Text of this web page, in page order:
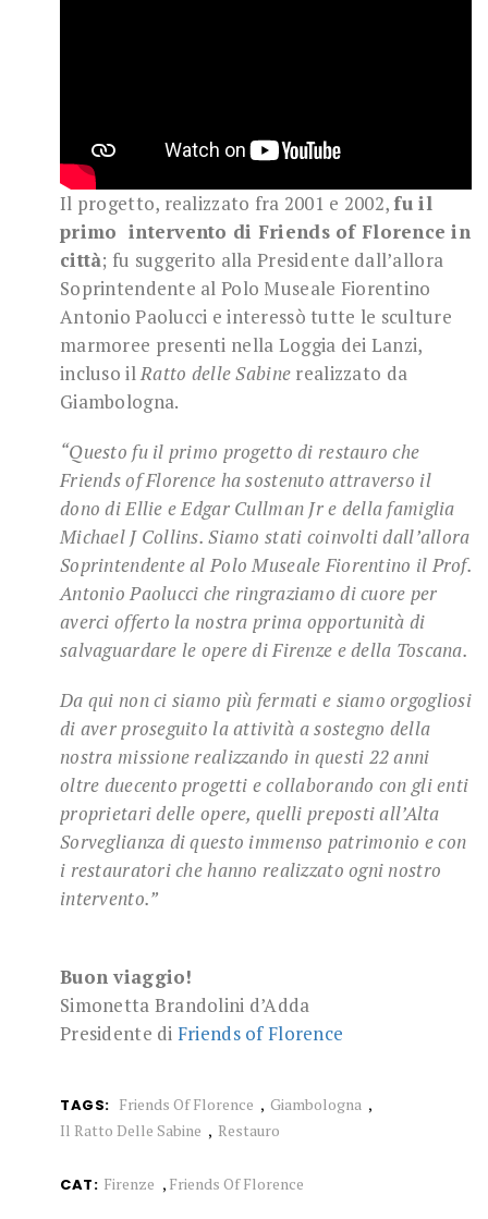
Il progetto, realizzato fra 2001 e 2002,fu il
primo intervento di Friends of Florence in
città; fu suggerito alla Presidente dall’allora
Soprintendente al Polo Museale Fiorentino
Antonio Paolucci e interessò tutte le sculture
marmoree presenti nella Loggia dei Lanzi,
incluso ilRatto delle Sabine realizzato da
Giambologna.
“Questo fu il primo progetto di restauro che
Friends of Florence ha sostenuto attraverso il
dono di Ellie e Edgar Cullman Jr e della famiglia
Michael J Collins. Siamo stati coinvolti dall’allora
Soprintendente al Polo Museale Fiorentino il Prof.
Antonio Paolucci che ringraziamo di cuore per
averci offerto la nostra prima opportunità di
salvaguardare le opere di Firenze e della Toscana.
Da qui non ci siamo più fermati e siamo orgogliosi
di aver proseguito la attività a sostegno della
nostra missione realizzando in questi 22 anni
oltre duecento progetti e collaborando con gli enti
proprietari delle opere, quelli preposti all’Alta
Sorveglianza di questo immenso patrimonio e con
i restauratori che hanno realizzato ogni nostro
intervento.”
Buon viaggio!
Simonetta Brandolini d’Adda
Presidente di Friends of Florence
TAGS: Friends Of Florence
Giambologna
Il Ratto Delle Sabine
Restauro
CAT: Firenze , Friends Of Florence